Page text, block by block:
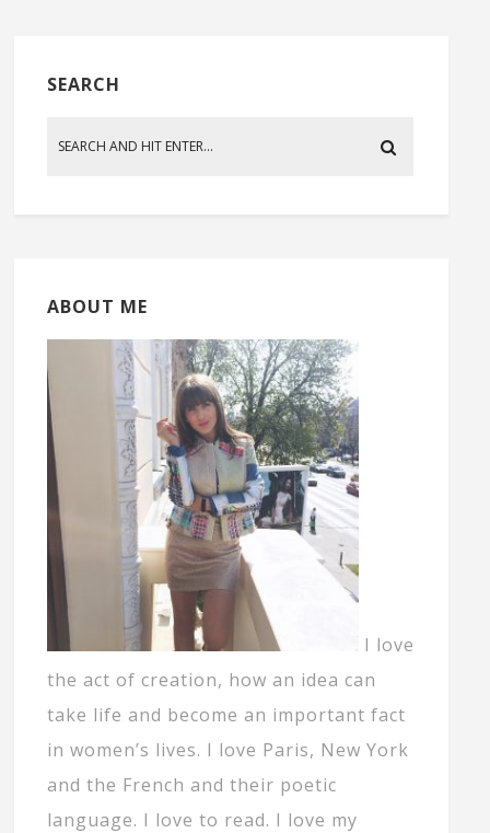
SEARCH
ABOUT ME
I love
the act of creation, how an idea can
take life and become an important fact
in women’s lives. I love Paris, New York
and the French and their poetic
language. I love to read. I love my